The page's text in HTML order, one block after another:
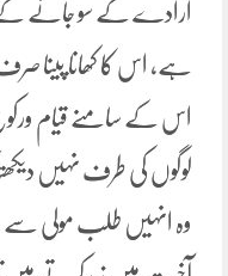
ارادے کے سو جانے کے
ہے، اس کا کھانا پینا
اس کے سامنے قیام ورکوع
لوگوں کی طرف نہیں دیکھتا
وہ انہیں طلب مولی